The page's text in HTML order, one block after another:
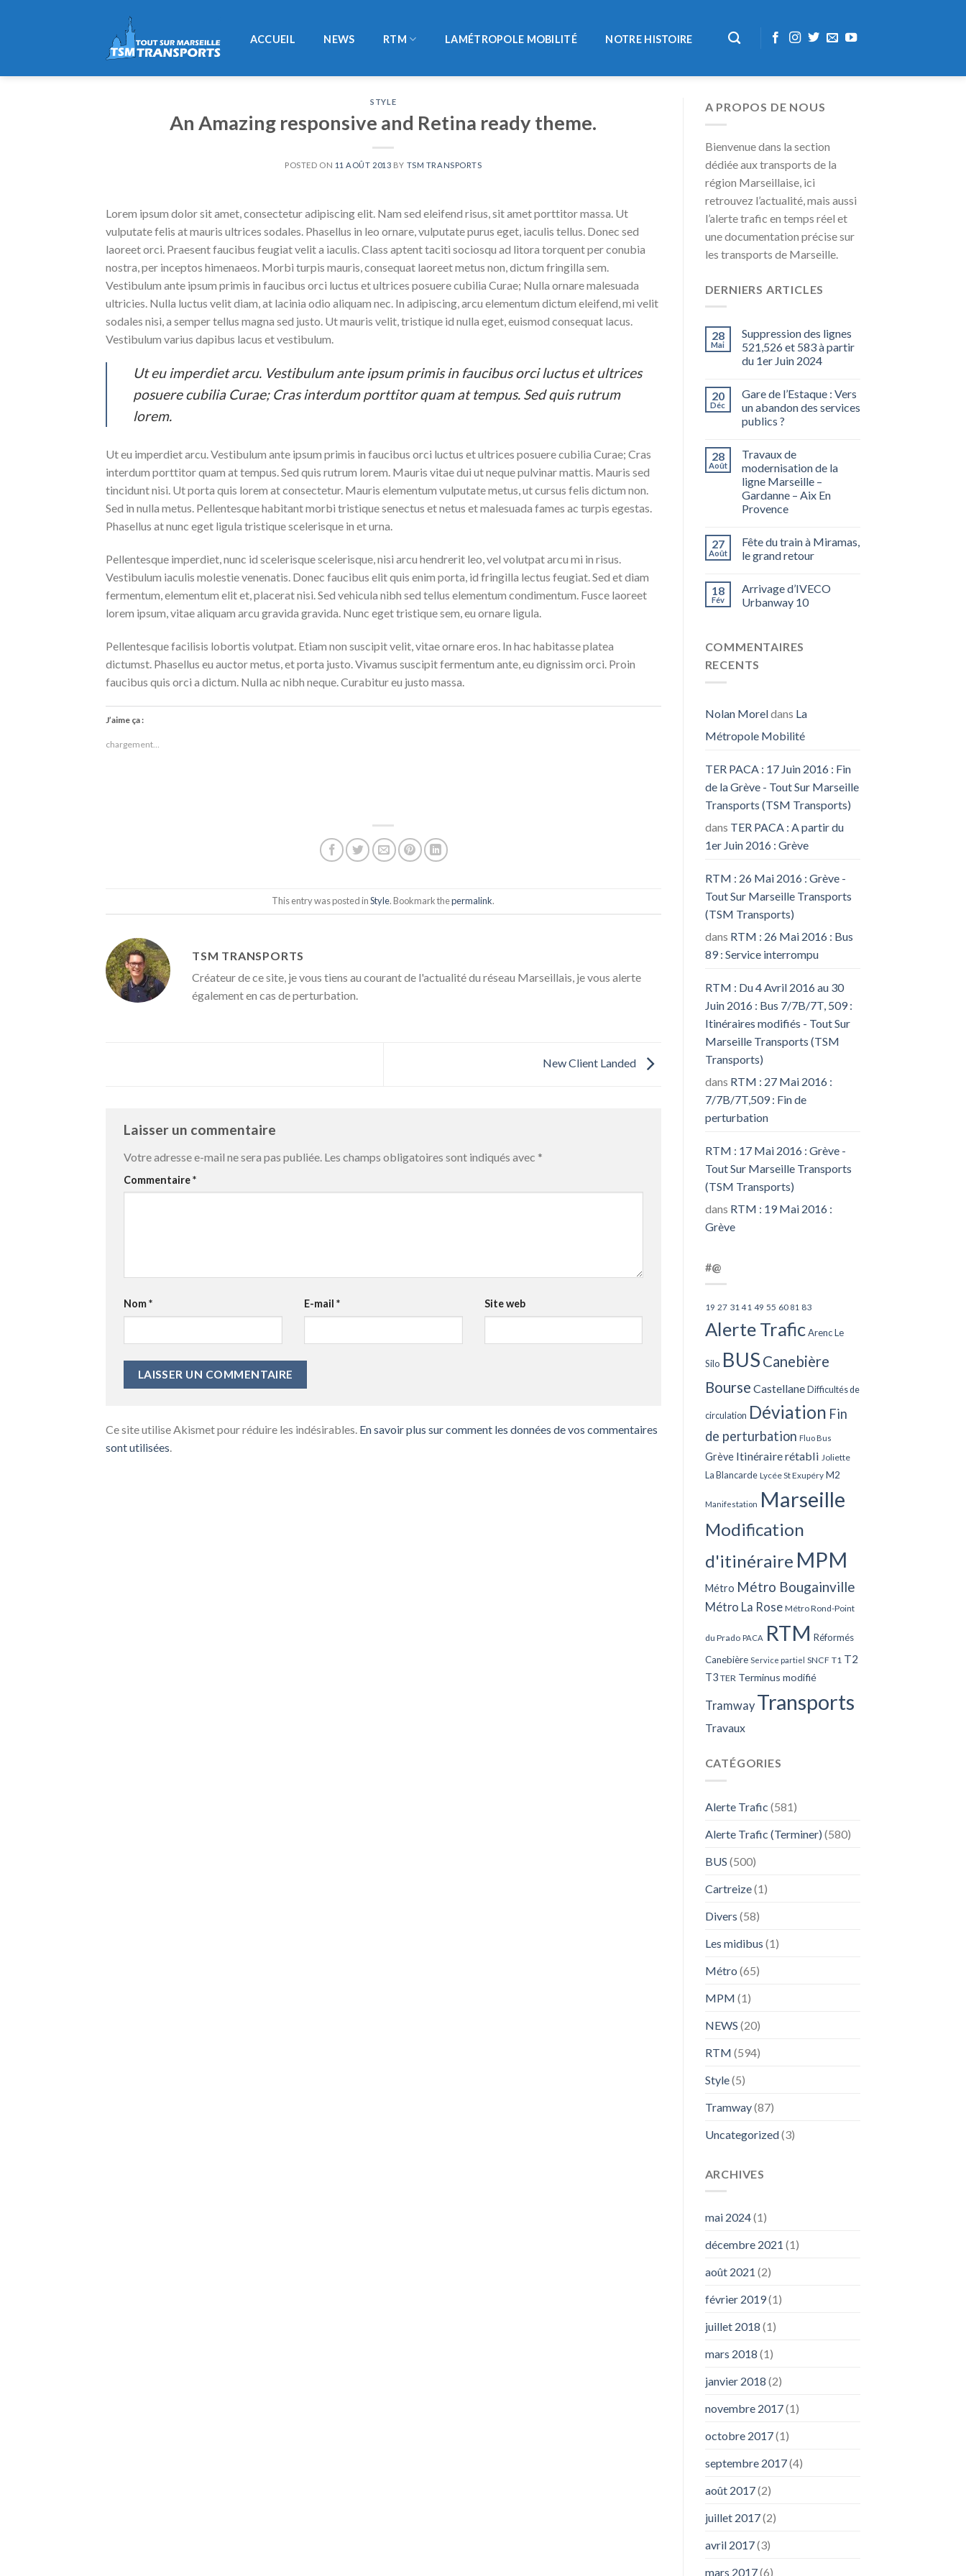
ACCUEIL NEWS RTM LAMÉTROPOLE MOBILITÉ NOTRE HISTOIRE
STYLE
An Amazing responsive and Retina ready theme.
POSTED ON 11 AOÛT 2013 BY TSM TRANSPORTS
Lorem ipsum dolor sit amet, consectetur adipiscing elit. Nam sed eleifend risus, sit amet porttitor massa. Ut
vulputate felis at mauris ultrices sodales. Phasellus in leo ornare, vulputate purus eget, iaculis tellus. Donec sed
laoreet orci. Praesent faucibus feugiat velit a iaculis. Class aptent taciti sociosqu ad litora torquent per conubia
nostra, per inceptos himenaeos. Morbi turpis mauris, consequat laoreet metus non, dictum fringilla sem.
Vestibulum ante ipsum primis in faucibus orci luctus et ultrices posuere cubilia Curae; Nulla ornare malesuada
ultricies. Nulla luctus velit diam, at lacinia odio aliquam nec. In adipiscing, arcu elementum dictum eleifend, mi velit
sodales nisi, a semper tellus magna sed justo. Ut mauris velit, tristique id nulla eget, euismod consequat lacus.
Vestibulum varius dapibus lacus et vestibulum.
Ut eu imperdiet arcu. Vestibulum ante ipsum primis in faucibus orci luctus et ultrices
posuere cubilia Curae; Cras interdum porttitor quam at tempus. Sed quis rutrum
lorem.
Ut eu imperdiet arcu. Vestibulum ante ipsum primis in faucibus orci luctus et ultrices posuere cubilia Curae; Cras
interdum porttitor quam at tempus. Sed quis rutrum lorem. Mauris vitae dui ut neque pulvinar mattis. Mauris sed
tincidunt nisi. Ut porta quis lorem at consectetur. Mauris elementum vulputate metus, ut cursus felis dictum non.
Sed in nulla metus. Pellentesque habitant morbi tristique senectus et netus et malesuada fames ac turpis egestas.
Phasellus at nunc eget ligula tristique scelerisque in et urna.
Pellentesque imperdiet, nunc id scelerisque scelerisque, nisi arcu hendrerit leo, vel volutpat arcu mi in risus.
Vestibulum iaculis molestie venenatis. Donec faucibus elit quis enim porta, id fringilla lectus feugiat. Sed et diam
fermentum, elementum elit et, placerat nisi. Sed vehicula nibh sed tellus elementum condimentum. Fusce laoreet
lorem ipsum, vitae aliquam arcu gravida gravida. Nunc eget tristique sem, eu ornare ligula.
Pellentesque facilisis lobortis volutpat. Etiam non suscipit velit, vitae ornare eros. In hac habitasse platea
dictumst. Phasellus eu auctor metus, et porta justo. Vivamus suscipit fermentum ante, eu dignissim orci. Proin
faucibus quis orci a dictum. Nulla ac nibh neque. Curabitur eu justo massa.
J’aime ça :
chargement…
This entry was posted inStyle. Bookmark thepermalink.
TSM TRANSPORTS
Créateur de ce site, je vous tiens au courant de l'actualité du réseau Marseillais, je vous alerte
également en cas de perturbation.
New Client Landed
Laisser un commentaire
Votre adresse e-mail ne sera pas publiée. Les champs obligatoires sont indiqués avec *
Commentaire*
Nom* E-mail * Site web
Ce site utilise Akismet pour réduire les indésirables. En savoir plus sur comment les données de vos commentaires
sont utilisées.
A PROPOS DE NOUS
Bienvenue dans la section
dédiée aux transports de la
région Marseillaise, ici
retrouvez l’actualité, mais aussi
l’alerte trafic en temps réel et
une documentation précise sur
les transports de Marseille.
DERNIERS ARTICLES
28
Mai
Suppression des lignes
521,526 et 583 à partir
du 1er Juin 2024
20
Déc
Gare de l’Estaque : Vers
un abandon des services
publics ?
28
Août
Travaux de
modernisation de la
ligne Marseille –
Gardanne – Aix En
Provence
27
Août
Fête du train à Miramas,
le grand retour
18
Fév
Arrivage d’IVECO
Urbanway 10
COMMENTAIRES
RECENTS
Nolan Moreldans La
Métropole Mobilité
TER PACA : 17 Juin 2016 : Fin
de la Grève - Tout Sur Marseille
Transports (TSM Transports)
dans TER PACA : A partir du
1er Juin 2016 : Grève
RTM : 26 Mai 2016 : Grève -
Tout Sur Marseille Transports
(TSM Transports)
dans RTM : 26 Mai 2016 : Bus
89 : Service interrompu
RTM : Du 4 Avril 2016 au 30
Juin 2016 : Bus 7/7B/7T, 509 :
Itinéraires modifiés - Tout Sur
Marseille Transports (TSM
Transports)
dans RTM : 27 Mai 2016 :
7/7B/7T,509 : Fin de
perturbation
RTM : 17 Mai 2016 : Grève -
Tout Sur Marseille Transports
(TSM Transports)
dans RTM : 19 Mai 2016 :
Grève
#@
19 27 31 41 49 55 60 81 83
Alerte Trafic Arenc Le
Silo BUS Canebière
Bourse Castellane Difficultés de
circulation Déviation Fin
de perturbation Fluo Bus
Grève Itinéraire rétabli Joliette
La Blancarde Lycée St Exupéry M2
Manifestation Marseille
Modification
d'itinéraire MPM
Métro Métro Bougainville
Métro La Rose Métro Rond-Point
du Prado PACA RTM Réformés
Canebière Service partiel SNCF T1 T2
T3 TER Terminus modifié
Tramway Transports
Travaux
CATÉGORIES
Alerte Trafic (581)
Alerte Trafic (Terminer) (580)
BUS (500)
Cartreize(1)
Divers (58)
Les midibus (1)
Métro (65)
MPM (1)
NEWS (20)
RTM (594)
Style(5)
Tramway(87)
Uncategorized(3)
ARCHIVES
mai 2024(1)
décembre 2021 (1)
août 2021 (2)
février 2019(1)
juillet 2018 (1)
mars 2018 (1)
janvier 2018 (2)
novembre 2017(1)
octobre 2017(1)
septembre 2017(4)
août 2017(2)
juillet 2017(2)
avril 2017(3)
mars 2017(6)